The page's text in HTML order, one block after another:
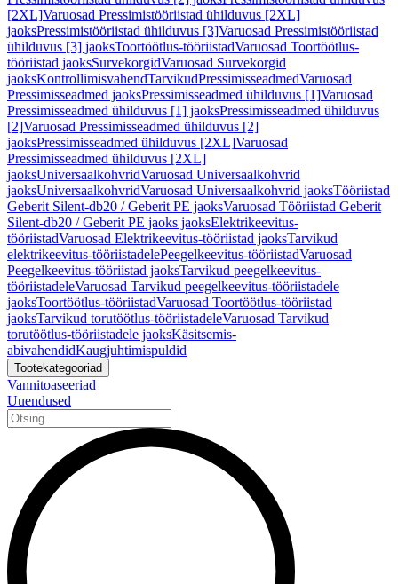
[2XL]Varuosad Pressimistööriistad ühilduvus [2XL]
jaoksPressimistööriistad ühilduvus [3]Varuosad Pressimistööriistad
ühilduvus [3] jaoksToortöötlus-tööriistadVaruosad Toortöötlus-
tööriistad jaoksSurvekorgidVaruosad Survekorgid
jaoksKontrollimisvahendTarvikudPressimisseadmedVaruosad
Pressimisseadmed jaoksPressimisseadmed ühilduvus [1]Varuosad
Pressimisseadmed ühilduvus [1] jaoksPressimisseadmed ühilduvus
[2]Varuosad Pressimisseadmed ühilduvus [2]
jaoksPressimisseadmed ühilduvus [2XL]Varuosad
Pressimisseadmed ühilduvus [2XL]
jaoksUniversaalkohvridVaruosad Universaalkohvrid
jaoksUniversaalkohvridVaruosad Universaalkohvrid jaoksTööriistad
Geberit Silent-db20 / Geberit PE jaoksVaruosad Tööriistad Geberit
Silent-db20 / Geberit PE jaoks jaoksElektrikeevitus-
tööriistadVaruosad Elektrikeevitus-tööriistad jaoksTarvikud
elektrikeevitus-tööriistadelePeegelkeevitus-tööriistadVaruosad
Peegelkeevitus-tööriistad jaoksTarvikud peegelkeevitus-
tööriistadeleVaruosad Tarvikud peegelkeevitus-tööriistadele
jaoksToortöötlus-tööriistadVaruosad Toortöötlus-tööriistad
jaoksTarvikud torutöötlus-tööriistadeleVaruosad Tarvikud
torutöötlus-tööriistadele jaoksKäsitsemis-
abivahendidKaugjuhtimispuldid
Tootekategooriad
Vannitoaseeriad
Uuendused